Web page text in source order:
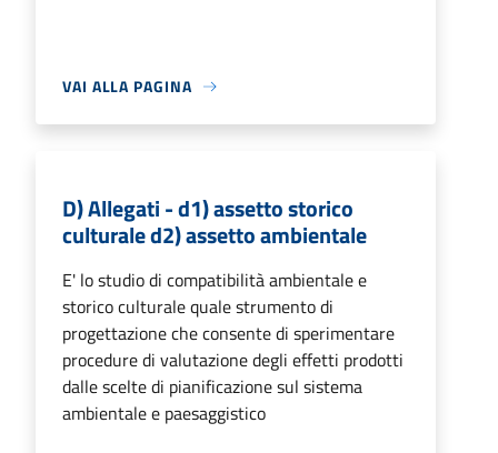
VAI ALLA PAGINA
D) Allegati - d1) assetto storico
culturale d2) assetto ambientale
E' lo studio di compatibilità ambientale e
storico culturale quale strumento di
progettazione che consente di sperimentare
procedure di valutazione degli effetti prodotti
dalle scelte di pianificazione sul sistema
ambientale e paesaggistico